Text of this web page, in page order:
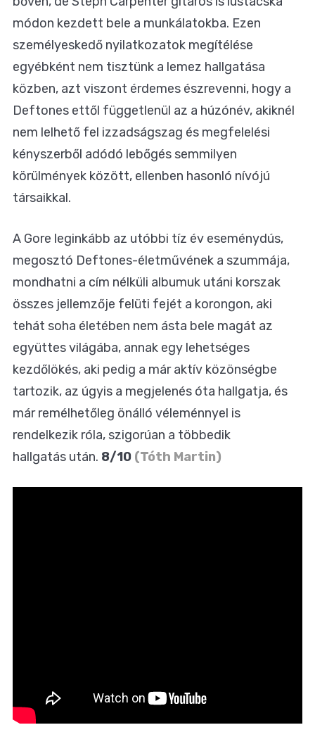
módon kezdett bele a munkálatokba. Ezen
személyeskedő nyilatkozatok megítélése
egyébként nem tisztünk a lemez hallgatása
közben, azt viszont érdemes észrevenni, hogy a
Deftones ettől függetlenül az a húzónév, akiknél
nem lelhető fel izzadságszag és megfelelési
kényszerből adódó lebőgés semmilyen
körülmények között, ellenben hasonló nívójú
társaikkal.
A Gore leginkább az utóbbi tíz év eseménydús,
megosztó Deftones-életművének a szummája,
mondhatni a cím nélküli albumuk utáni korszak
összes jellemzője felüti fejét a korongon, aki
tehát soha életében nem ásta bele magát az
együttes világába, annak egy lehetséges
kezdőlökés, aki pedig a már aktív közönségbe
tartozik, az úgyis a megjelenés óta hallgatja, és
már remélhetőleg önálló véleménnyel is
rendelkezik róla, szigorúan a többedik
hallgatás után. 8/10 (Tóth Martin)